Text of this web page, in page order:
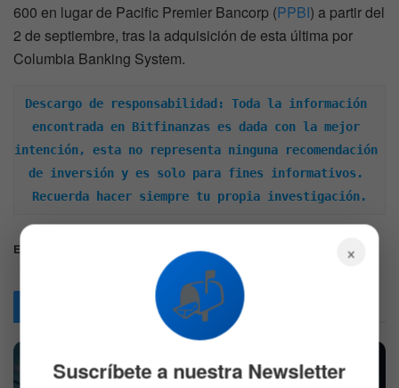
600 en lugar de Pacific Premier Bancorp (PPBI) a partir del
2 de septiembre, tras la adquisición de esta última por
Columbia Banking System.
Descargo de responsabilidad: Toda la información
encontrada en Bitfinanzas es dada con la mejor
intención, esta no representa ninguna recomendación
de inversión y es solo para fines informativos.
Recuerda hacer siempre tu propia investigación.
Etiquetas: Mercados
Relacionados
×
📬
Suscríbete a nuestra Newsletter